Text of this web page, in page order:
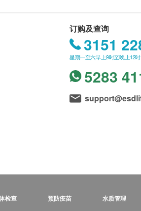
订购及查询
3151
星期一至六早上9时至晚上12
5283
检查 预防疫苗 水质管理